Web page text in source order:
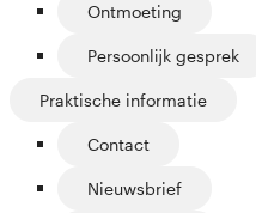
Ontmoeting
Persoonlijk gesprek
Praktische informatie
Contact
Nieuwsbrief